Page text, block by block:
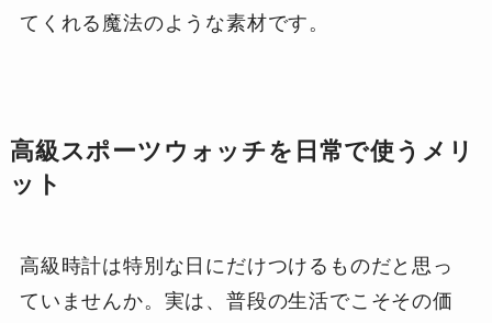
てくれる魔法のような素材です。
高級スポーツウォッチを日常で使うメリ
ット
高級時計は特別な日にだけつけるものだと思っ
ていませんか。実は、普段の生活でこそその価